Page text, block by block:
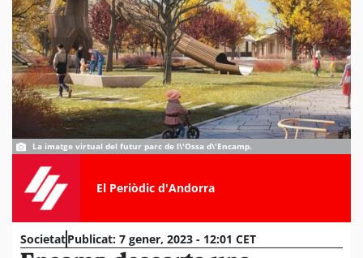
La imatge virtual del futur parc de l\'Ossa d\'Encamp.
El Periòdic d'Andorra
SocietatPublicat: 7 gener, 2023 - 12:01 CET